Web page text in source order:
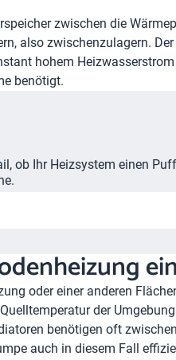
zwischen die
also zwischenzulagern.
hohem
benötigt.
ob Ihr Heizsystem einen
oder einer anderen
der
benötigen oft
auch in diesem Fall